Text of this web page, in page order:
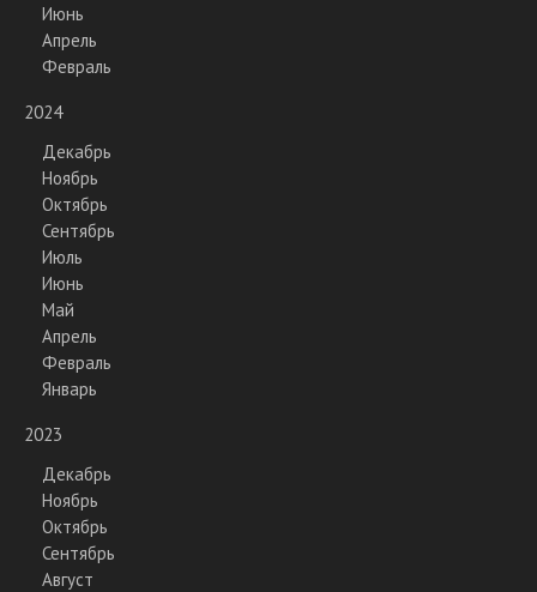
Июнь
Апрель
Февраль
2024
Декабрь
Ноябрь
Октябрь
Сентябрь
Июль
Июнь
Май
Апрель
Февраль
Январь
2023
Декабрь
Ноябрь
Октябрь
Сентябрь
Август